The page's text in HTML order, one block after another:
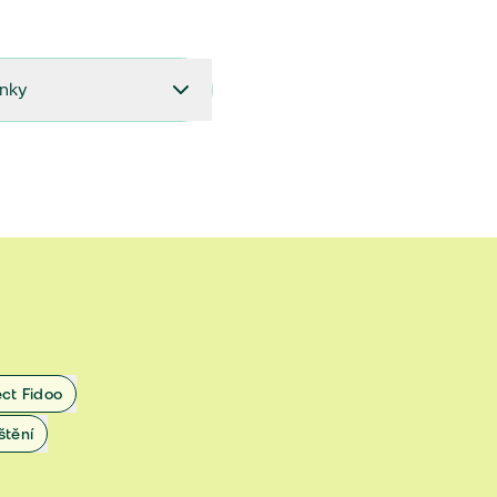
do 31.10.2022
do 8.7.2020
do 31.10.2019
Fidoo